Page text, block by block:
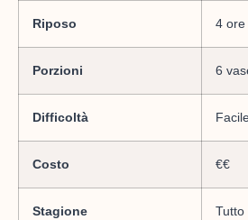
Riposo 4 ore
Porzioni 6
Difficoltà
Costo €€
Stagione
Tutto